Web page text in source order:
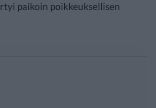
paikoin poikkeuksellisen